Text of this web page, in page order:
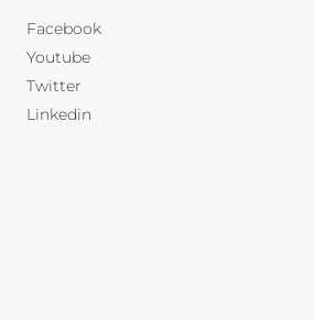
Facebook
Youtube
Twitter
Linkedin